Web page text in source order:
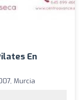
En
Murcia